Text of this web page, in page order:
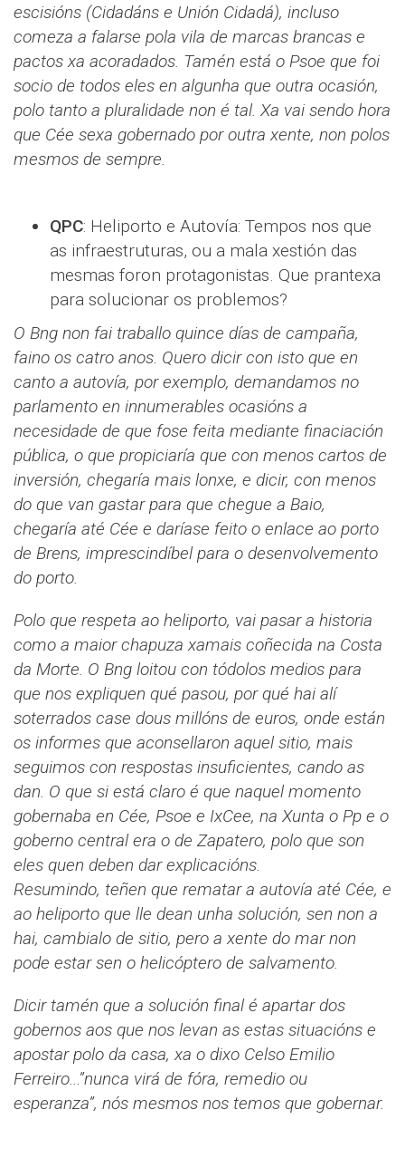
escisións (Cidadáns e Unión Cidadá), incluso
comeza a falarse pola vila de marcas brancas e
pactos xa acoradados. Tamén está o Psoe que foi
socio de todos eles en algunha que outra ocasión,
polo tanto a pluralidade non é tal. Xa vai sendo hora
que Cée sexa gobernado por outra xente, non polos
mesmos de sempre.
QPC: Heliporto e Autovía: Tempos nos que
as infraestruturas, ou a mala xestión das
mesmas foron protagonistas. Que prantexa
para solucionar os problemos?
O Bng non fai traballo quince días de campaña,
faino os catro anos. Quero dicir con isto que en
canto a autovía, por exemplo, demandamos no
parlamento en innumerables ocasións a
necesidade de que fose feita mediante finaciación
pública, o que propiciaría que con menos cartos de
inversión, chegaría mais lonxe, e dicir, con menos
do que van gastar para que chegue a Baio,
chegaría até Cée e daríase feito o enlace ao porto
de Brens, imprescindíbel para o desenvolvemento
do porto.
Polo que respeta ao heliporto, vai pasar a historia
como a maior chapuza xamais coñecida na Costa
da Morte. O Bng loitou con tódolos medios para
que nos expliquen qué pasou, por qué hai alí
soterrados case dous millóns de euros, onde están
os informes que aconsellaron aquel sitio, mais
seguimos con respostas insuficientes, cando as
dan. O que si está claro é que naquel momento
gobernaba en Cée, Psoe e IxCee, na Xunta o Pp e o
goberno central era o de Zapatero, polo que son
eles quen deben dar explicacións.
Resumindo, teñen que rematar a autovía até Cée, e
ao heliporto que lle dean unha solución, sen non a
hai, cambialo de sitio, pero a xente do mar non
pode estar sen o helicóptero de salvamento.
Dicir tamén que a solución final é apartar dos
gobernos aos que nos levan as estas situacións e
apostar polo da casa, xa o dixo Celso Emilio
Ferreiro...”nunca virá de fóra, remedio ou
esperanza”, nós mesmos nos temos que gobernar.